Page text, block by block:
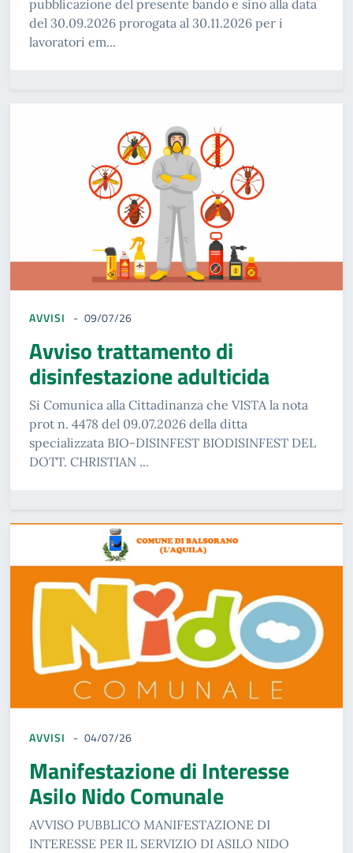
pubblicazione del presente bando e sino alla data
del 30.09.2026 prorogata al 30.11.2026 per i
lavoratori em...
AVVISI 09/07/26
Avviso trattamento di
disinfestazione adulticida
Si Comunica alla Cittadinanza che VISTA la nota
prot n. 4478 del 09.07.2026 della ditta
specializzata BIO-DISINFEST BIODISINFEST DEL
DOTT. CHRISTIAN ...
AVVISI 04/07/26
Manifestazione di Interesse
Asilo Nido Comunale
AVVISO PUBBLICO MANIFESTAZIONE DI
INTERESSE PER IL SERVIZIO DI ASILO NIDO